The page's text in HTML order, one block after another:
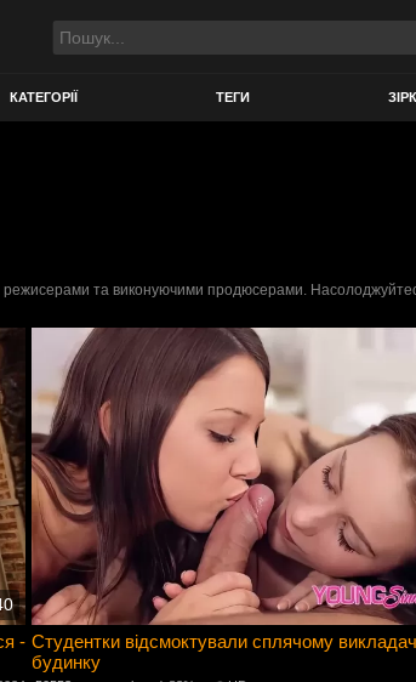
КАТЕГОРІЇ ТЕГИ
та виконуючими продюсерами.
- Студентки відсмоктували сплячому
будинку